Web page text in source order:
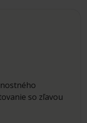
so zľavou